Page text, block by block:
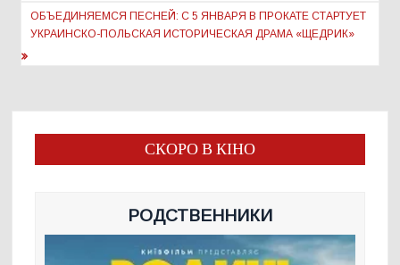
записям
ОБЪЕДИНЯЕМСЯ ПЕСНЕЙ: С 5 ЯНВАРЯ В ПРОКАТЕ СТАРТУЕТ
УКРАИНСКО-ПОЛЬСКАЯ ИСТОРИЧЕСКАЯ ДРАМА «ЩЕДРИК»
СКОРО В КІНО
РОДСТВЕННИКИ